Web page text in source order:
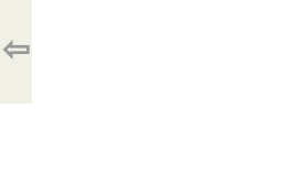
⇦